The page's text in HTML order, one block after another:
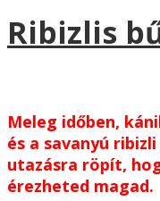
Ribizlis
Meleg időben,
és a savanyú
utazásra röpít,
érezheted magad.